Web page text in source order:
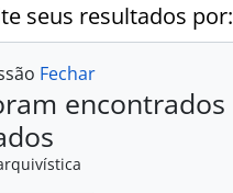
seus resultados por:
Fechar
encontrados